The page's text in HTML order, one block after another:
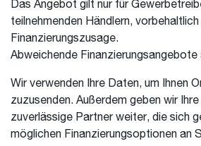
Das Angebot gilt nur für
teilnehmenden Händlern,
Finanzierungszusage.
Abweichende Finanzierungsangebote
Wir verwenden Ihre Daten, um Ihnen
zuzusenden. Außerdem geben wir
zuverlässige Partner weiter, die sich
möglichen Finanzierungsoptionen an